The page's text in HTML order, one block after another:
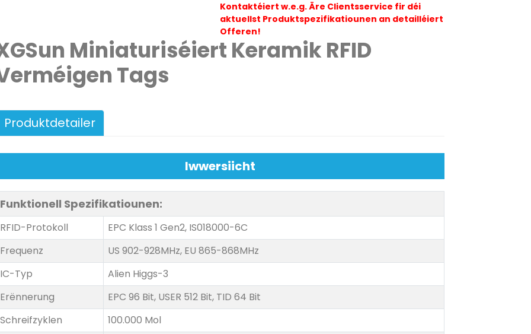
Kontaktéiert w.e.g. Äre Clientsservice fir déi
aktuellst Produktspezifikatiounen an detailléiert
Offeren!
Miniaturiséiert Keramik RFID
Tags
Produktdetailer
Iwwersiicht
Funktionell Spezifikatiounen:
RFID-Protokoll
EPC Klass 1 Gen2, IS018000-6C
Frequenz
US 902-928MHz, EU 865-868MHz
IC-Typ
Alien Higgs-3
Erënnerung
EPC 96 Bit, USER 512 Bit, TID 64 Bit
Schreifzyklen
100.000 Mol